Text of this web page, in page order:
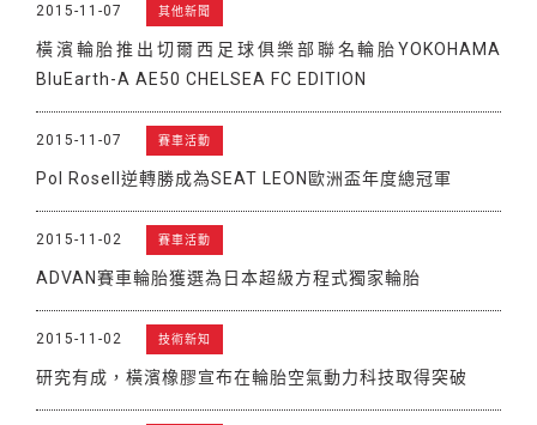
2015-11-07 其他新聞
橫濱輪胎推出切爾西足球俱樂部聯名輪胎YOKOHAMA
BluEarth-A AE50 CHELSEA FC EDITION
2015-11-07 賽車活動
Pol Rosell逆轉勝成為SEAT LEON歐洲盃年度總冠軍
2015-11-02 賽車活動
ADVAN賽車輪胎獲選為日本超級方程式獨家輪胎
2015-11-02 技術新知
研究有成，橫濱橡膠宣布在輪胎空氣動力科技取得突破